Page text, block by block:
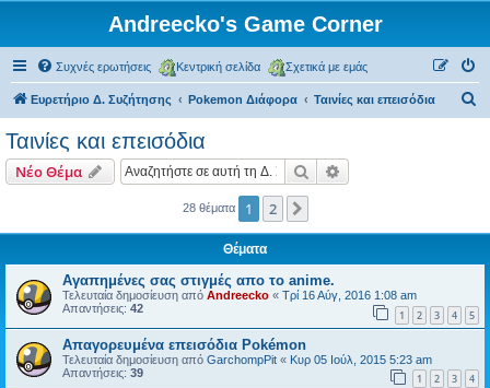
Andreecko's Game Corner
Συχνές ερωτήσεις Κεντρική σελίδα Σχετικά με εμάς
Ευρετήριο Δ. Συζήτησης Pokemon Διάφορα Ταινίες και επεισόδια
η
Ταινίες και επεισόδια
Νέο Θέμα Αναζήτηση
28 θέματα 1 2
Θέματα
Αγαπημένες σας στιγμές απο το anime.
Τελευταία δημοσίευση από Andreecko « Τρί 16 Αύγ, 2016 1:08 am
Απαντήσεις: 42 1 2 3 4 5
Απαγορευμένα επεισόδια Pokémon
Τελευταία δημοσίευση από GarchompPit « Κυρ 05 Ιούλ, 2015 5:23 am
Απαντήσεις: 39 1 2 3 4